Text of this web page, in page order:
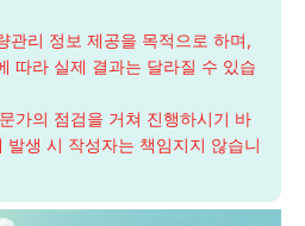
관리 정보 제공을 목적으로 하며,
따라 실제 결과는 달라질 수 있습
가의 점검을 거쳐 진행하시기 바
발생 시 작성자는 책임지지 않습니